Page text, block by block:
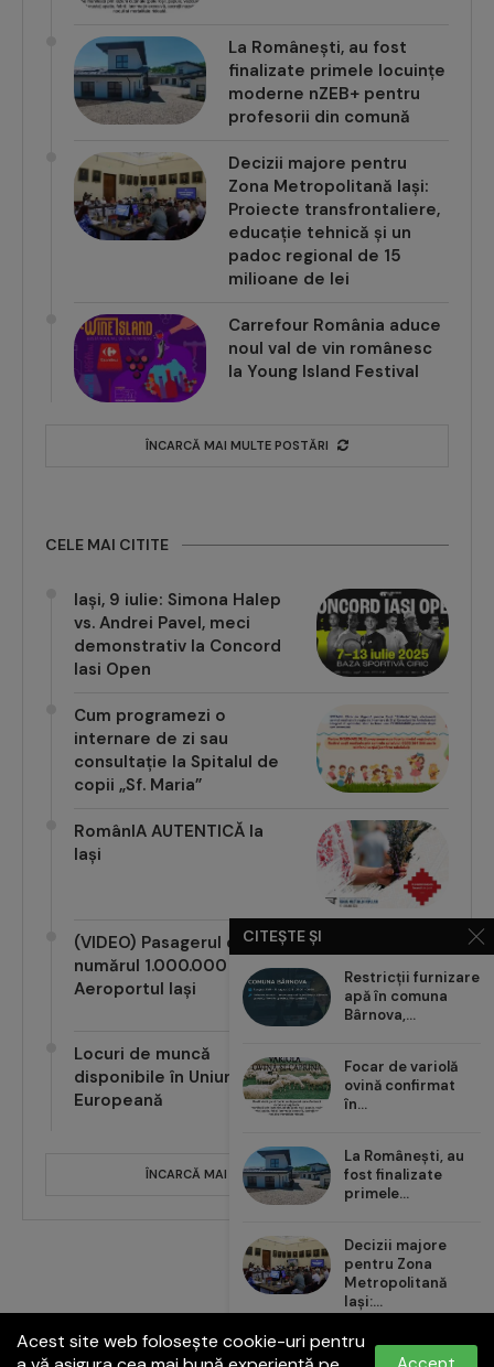
La Românești, au fost
finalizate primele locuințe
moderne nZEB+ pentru
profesorii din comună
Decizii majore pentru
Zona Metropolitană Iași:
Proiecte transfrontaliere,
educație tehnică și un
padoc regional de 15
milioane de lei
Carrefour România aduce
noul val de vin românesc
la Young Island Festival
ÎNCARCĂ MAI MULTE POSTĂRI
CELE MAI CITITE
Iași, 9 iulie: Simona Halep
vs. Andrei Pavel, meci
demonstrativ la Concord
Iasi Open
Cum programezi o
internare de zi sau
consultație la Spitalul de
copii „Sf. Maria”
RomânIA AUTENTICĂ la
Iași
(VIDEO) Pasagerul cu
numărul 1.000.000 pe
Aeroportul Iași
Locuri de muncă
disponibile în Uniunea
Europeană
ÎNCARCĂ MAI MULTE POSTĂRI
Acest site web folosește cookie-uri pentru
CITEȘTE ȘI
Restricții furnizare
apă în comuna
Bârnova,...
Focar de variolă
ovină confirmat
în...
La Românești, au
fost finalizate
primele...
Decizii majore
pentru Zona
Metropolitană
Iași:...
Carrefour România